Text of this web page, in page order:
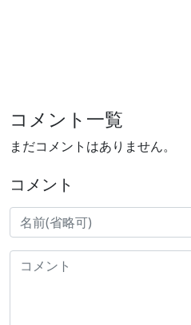
コメント一覧
まだコメントはありません。
コメント